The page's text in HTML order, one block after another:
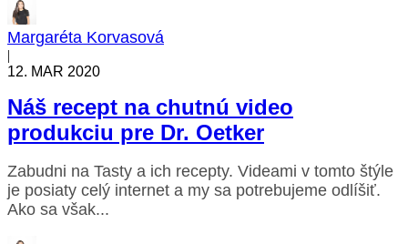
Margaréta Korvasová
|
12. MAR 2020
Náš recept na chutnú video
produkciu pre Dr. Oetker
Zabudni na Tasty a ich recepty. Videami v tomto štýle
je posiaty celý internet a my sa potrebujeme odlíšiť.
Ako sa však...